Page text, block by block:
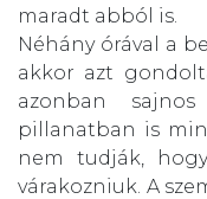
maradt abból is.
Néhány órával a
akkor azt
azonban
pillanatban is
nem tudják,
várakozniuk. A